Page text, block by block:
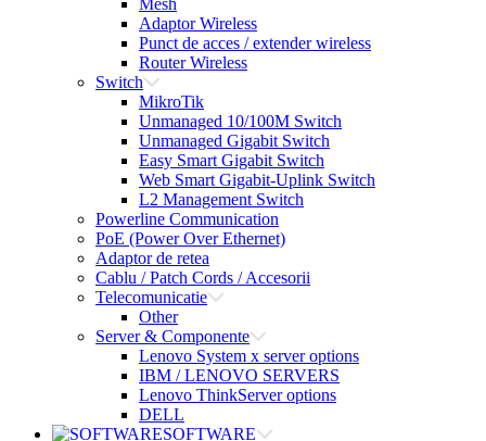
Mesh
Adaptor Wireless
Punct de acces / extender wireless
Router Wireless
Switch
MikroTik
Unmanaged 10/100M Switch
Unmanaged Gigabit Switch
Easy Smart Gigabit Switch
Web Smart Gigabit-Uplink Switch
L2 Management Switch
Powerline Communication
PoE (Power Over Ethernet)
Adaptor de retea
Cablu / Patch Cords / Accesorii
Telecomunicatie
Other
Server & Componente
Lenovo System x server options
IBM / LENOVO SERVERS
Lenovo ThinkServer options
DELL
SOFTWARE